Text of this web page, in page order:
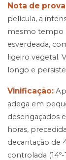
Nota de
película, a
mesmo tempo
esverdeada,
ligeiro vegetal.
longo e
Vinificação:
adega em
desengaçados
horas,
decantação de
controlada (14º-